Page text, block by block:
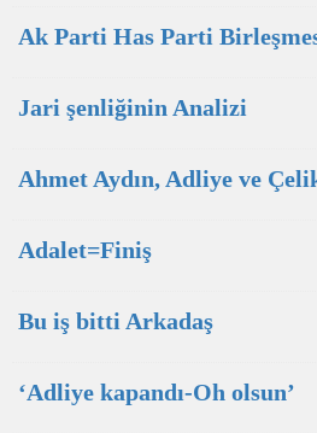
Ak Parti Has Parti
Jari şenliğinin Analizi
Ahmet Aydın, Adliye ve
Adalet=Finiş
Bu iş bitti Arkadaş
‘Adliye kapandı-Oh olsun’